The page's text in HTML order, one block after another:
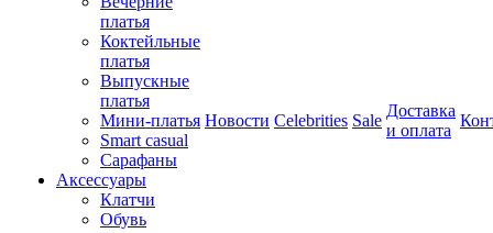
платья
Коктейльные
платья
Выпускные
платья
Мини-платья
Smart casual
Сарафаны
Аксессуары
Клатчи
Обувь
Новости Celebrities Sale
Доставка
и оплата